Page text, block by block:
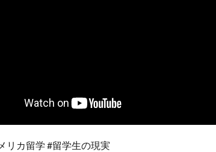
リカ留学 #留学生の現実